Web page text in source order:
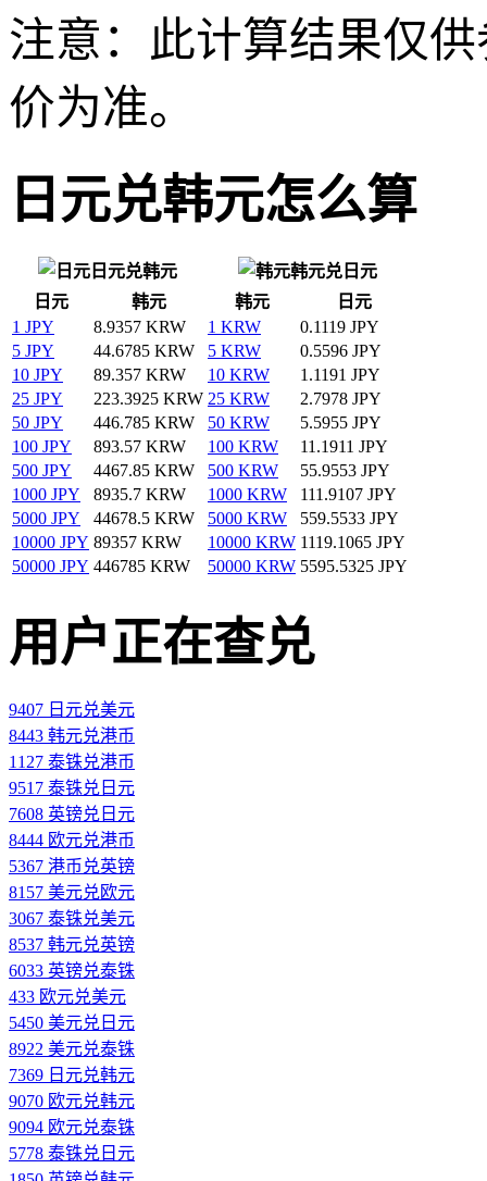
注意：此计算结果仅
价为准。
日元兑韩元怎么算
日元兑韩元
韩元兑日元
日元
韩元 韩元
日元
1 JPY
8.9357 KRW 1 KRW
0.1119 JPY
5 JPY
44.6785 KRW 5 KRW
0.5596 JPY
10 JPY
89.357 KRW 10 KRW
1.1191 JPY
25 JPY
223.3925 KRW 25 KRW
2.7978 JPY
50 JPY
446.785 KRW 50 KRW
5.5955 JPY
100 JPY
893.57 KRW 100 KRW
11.1911 JPY
500 JPY
4467.85 KRW 500 KRW
55.9553 JPY
1000 JPY
8935.7 KRW 1000 KRW
111.9107 JPY
5000 JPY
44678.5 KRW 5000 KRW
559.5533 JPY
10000 JPY 89357 KRW 10000 KRW 1119.1065 JPY
50000 JPY 446785 KRW 50000 KRW 5595.5325 JPY
用户正在查兑
9407 日元兑美元
8443 韩元兑港币
1127 泰铢兑港币
9517 泰铢兑日元
7608 英镑兑日元
8444 欧元兑港币
5367 港币兑英镑
8157 美元兑欧元
3067 泰铢兑美元
8537 韩元兑英镑
6033 英镑兑泰铢
433 欧元兑美元
5450 美元兑日元
8922 美元兑泰铢
7369 日元兑韩元
9070 欧元兑韩元
9094 欧元兑泰铢
5778 泰铢兑日元